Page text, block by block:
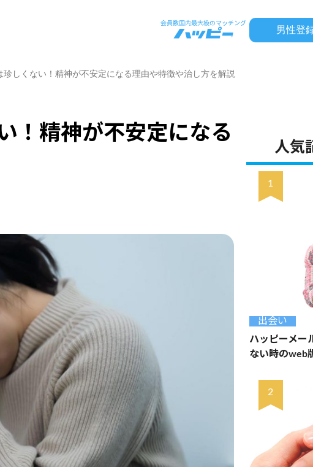
男性登
しくない！精神が不安定になる理由や特徴や治し方を解説
！精神が不安定になる
人気
出会い
ハッピーメー
ない時のweb